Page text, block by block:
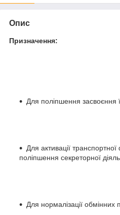
Опис
Призначення:
Для поліпшення засвоєння
Для активації транспортної
поліпшення секреторної
Для нормалізації обмінних